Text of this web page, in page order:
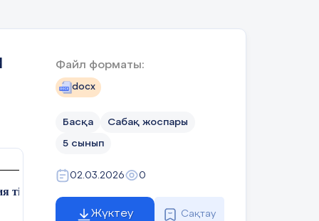
мектебі (Р/О) Пәні: қазақ әдебиеті
Файл форматы:
docx
Басқа Сабақ жоспары
5 сынып
02.03.2026 0
Жүктеу Сақтау